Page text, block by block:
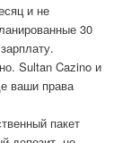
и не
30
Sultan Cazino и
ваши права
пакет